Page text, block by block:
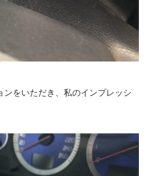
をいただき、私のインプレッシ